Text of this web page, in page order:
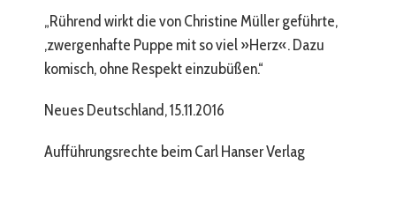
„Rührend wirkt die von Christine Müller geführte,
‚zwergenhafte Puppe mit so viel »Herz«. Dazu
komisch, ohne Respekt einzubüßen.“
Neues Deutschland, 15.11.2016
Aufführungsrechte beim Carl Hanser Verlag